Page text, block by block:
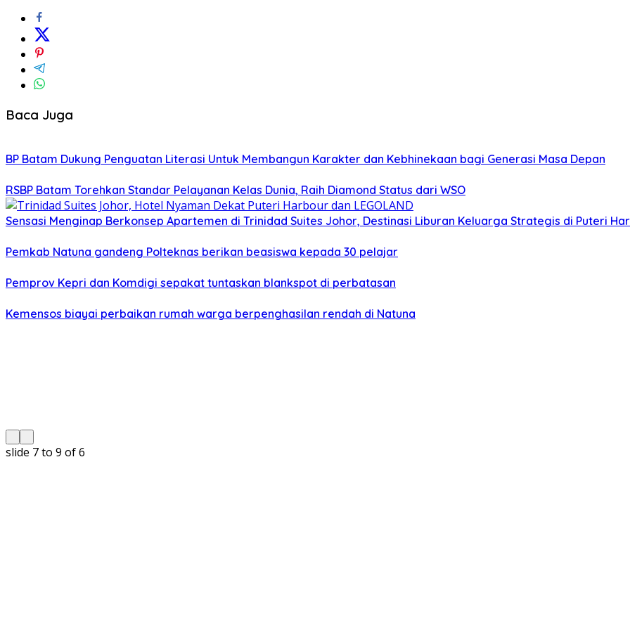
Baca Juga
BP Batam Dukung Penguatan Literasi Untuk Membangun Karakter dan Kebhinekaan bagi Generasi Masa Depan
RSBP Batam Torehkan Standar Pelayanan Kelas Dunia, Raih Diamond Status dari WSO
Sensasi Menginap Berkonsep Apartemen di Trinidad Suites Johor, Destinasi Liburan Keluarga Strategis di Puteri
Pemkab Natuna gandeng Polteknas berikan beasiswa kepada 30 pelajar
Pemprov Kepri dan Komdigi sepakat tuntaskan blankspot di perbatasan
Kemensos biayai perbaikan rumah warga berpenghasilan rendah di Natuna
slide 7 to 9 of 6